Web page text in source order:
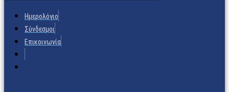
Ημερολόγιο
Σύνδεσμοι
Επικοινωνία